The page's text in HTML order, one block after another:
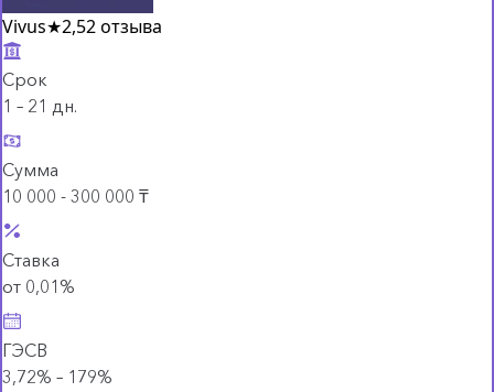
Vivus★2,52 отзыва
Срок
1 – 21 дн.
Сумма
10 000 - 300 000 ₸
Ставка
от 0,01%
ГЭСВ
3,72% – 179%